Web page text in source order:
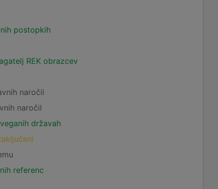
postopkih
REK obrazcev
naročil
naročil
državah
referenc